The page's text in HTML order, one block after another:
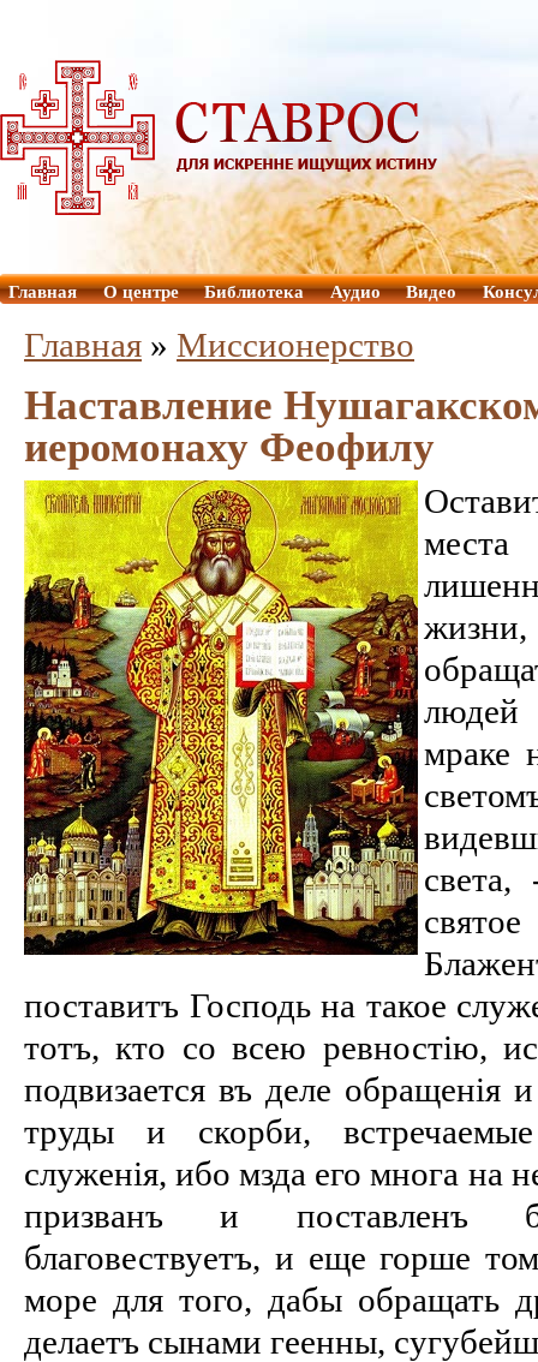
Главная О центре Библиотека Аудио Видео
Главная » Миссионерство
Наставление
иеромонаху Феофилу
мраке
света,
поставитъ Господь на такое
тотъ, кто со всею ревностію,
подвизается въ деле обращенія
труды и скорби,
служенія, ибо мзда его многа на
призванъ и поставленъ
благовествуетъ, и еще горше
море для того, дабы обращать
делаетъ сынами геенны,